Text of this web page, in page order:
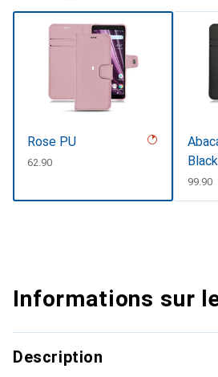
Rose PU
CHF
62.90
CHF
99.90
Informations sur
Description